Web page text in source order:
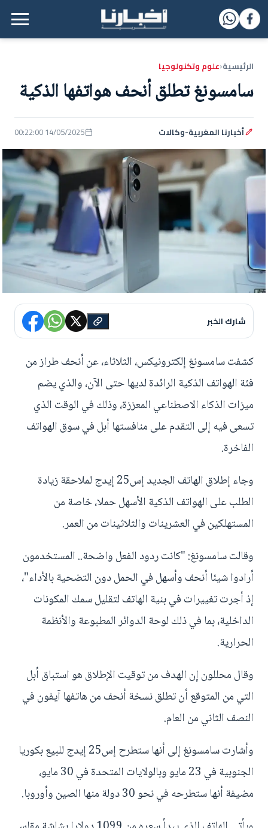
القائمة الرئيسية
الرئيسية‹علوم وتكنولوجيا
سامسونغ تطلق أنحف هواتفها الذكية
أخبارنا المغربية-وكالات 14/05/2025 00:22:00
شارك الخبر
كشفت سامسونغ إلكترونيكس، الثلاثاء، عن أنحف طراز من
فئة الهواتف الذكية الرائدة لديها حتى الآن، والذي يضم
ميزات الذكاء الاصطناعي المعززة، وذلك في الوقت الذي
تسعى فيه إلى التقدم على منافستها أبل في سوق الهواتف
الفاخرة.
وجاء إطلاق الهاتف الجديد إس25 إيدج لملاحقة زيادة
الطلب على الهواتف الذكية الأسهل حملا، خاصة من
المستهلكين في العشرينات والثلاثينات من العمر.
وقالت سامسونغ: "كانت ردود الفعل واضحة.. المستخدمون
أرادوا شيئا أنحف وأسهل في الحمل دون التضحية بالأداء"،
إذ أجرت تغييرات في بنية الهاتف لتقليل سمك المكونات
الداخلية، بما في ذلك لوحة الدوائر المطبوعة والأنظمة
الحرارية.
وقال محللون إن الهدف من توقيت الإطلاق هو استباق أبل
التي من المتوقع أن تطلق نسخة أنحف من هاتفها آيفون في
النصف الثاني من العام.
وأشارت سامسونغ إلى أنها ستطرح إس25 إيدج للبيع بكوريا
الجنوبية في 23 مايو وبالولايات المتحدة في 30 مايو،
مضيفة أنها ستطرحه في نحو 30 دولة منها الصين وأوروبا.